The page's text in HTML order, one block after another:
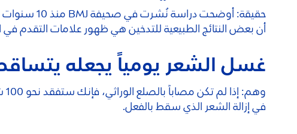
أن بعض النتائج الطبيعية للتدخين هي ظهور علامات التقدم
غسل الشعر يومياً يجعله يتساقط
وهم: إذا لم تكن مصاباً بالصلع الوراثي، فإنك ستفقد نحو 100 شعرة يومياً على كل الأحوال. ولا علاقة لذلك بعادات
في إزالة الشعر الذي سقط بالفعل.